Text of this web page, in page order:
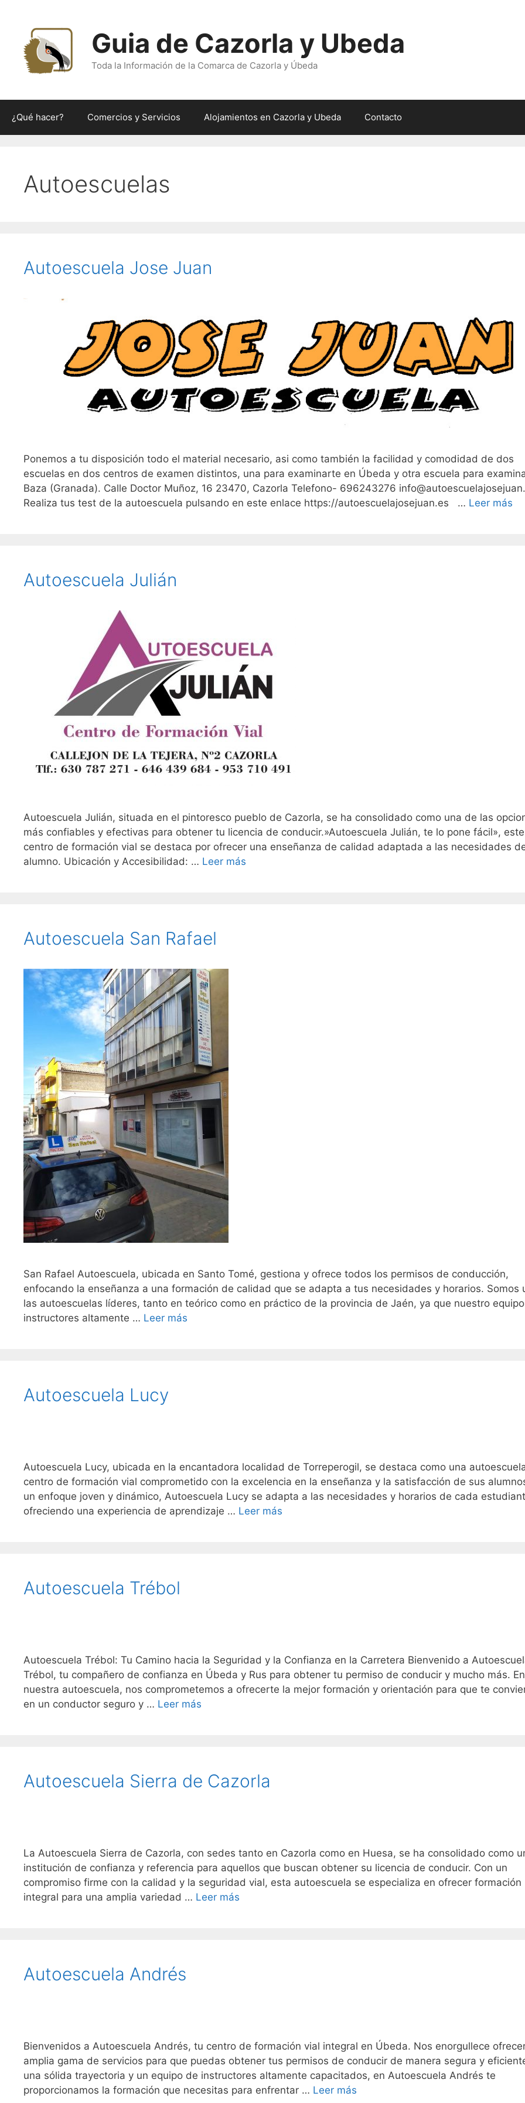
contenido
Guia de Cazorla y Ubeda
Toda la Información de la Comarca de Cazorla y Úbeda
¿Qué hacer? Comercios y Servicios Alojamientos en Cazorla y Ubeda Contacto
Autoescuelas
Autoescuela Jose Juan
Ponemos a tu disposición todo el material necesario, asi como también la facilidad y comodidad de dos
escuelas en dos centros de examen distintos, una para examinarte en Úbeda y otra escuela para
Baza (Granada). Calle Doctor Muñoz, 16 23470, Cazorla Telefono- 696243276
Realiza tus test de la autoescuela pulsando en este enlace https://autoescuelajosejuan.es … Leer más
Autoescuela Julián
Autoescuela Julián, situada en el pintoresco pueblo de Cazorla, se ha consolidado como una de las
más confiables y efectivas para obtener tu licencia de conducir.»Autoescuela Julián, te lo pone fácil», este
centro de formación vial se destaca por ofrecer una enseñanza de calidad adaptada a las necesidades
alumno. Ubicación y Accesibilidad: … Leer más
Autoescuela San Rafael
San Rafael Autoescuela, ubicada en Santo Tomé, gestiona y ofrece todos los permisos de conducción,
enfocando la enseñanza a una formación de calidad que se adapta a tus necesidades y horarios. Somos
las autoescuelas líderes, tanto en teórico como en práctico de la provincia de Jaén, ya que nuestro
instructores altamente … Leer más
Autoescuela Lucy
Autoescuela Lucy, ubicada en la encantadora localidad de Torreperogil, se destaca como una
centro de formación vial comprometido con la excelencia en la enseñanza y la satisfacción de sus
un enfoque joven y dinámico, Autoescuela Lucy se adapta a las necesidades y horarios de cada
ofreciendo una experiencia de aprendizaje … Leer más
Autoescuela Trébol
Autoescuela Trébol: Tu Camino hacia la Seguridad y la Confianza en la Carretera Bienvenido a
Trébol, tu compañero de confianza en Úbeda y Rus para obtener tu permiso de conducir y mucho más. En
nuestra autoescuela, nos comprometemos a ofrecerte la mejor formación y orientación para que te
en un conductor seguro y … Leer más
Autoescuela Sierra de Cazorla
La Autoescuela Sierra de Cazorla, con sedes tanto en Cazorla como en Huesa, se ha consolidado como
institución de confianza y referencia para aquellos que buscan obtener su licencia de conducir. Con un
compromiso firme con la calidad y la seguridad vial, esta autoescuela se especializa en ofrecer formación
integral para una amplia variedad … Leer más
Autoescuela Andrés
Bienvenidos a Autoescuela Andrés, tu centro de formación vial integral en Úbeda. Nos enorgullece
amplia gama de servicios para que puedas obtener tus permisos de conducir de manera segura y
una sólida trayectoria y un equipo de instructores altamente capacitados, en Autoescuela Andrés te
proporcionamos la formación que necesitas para enfrentar … Leer más